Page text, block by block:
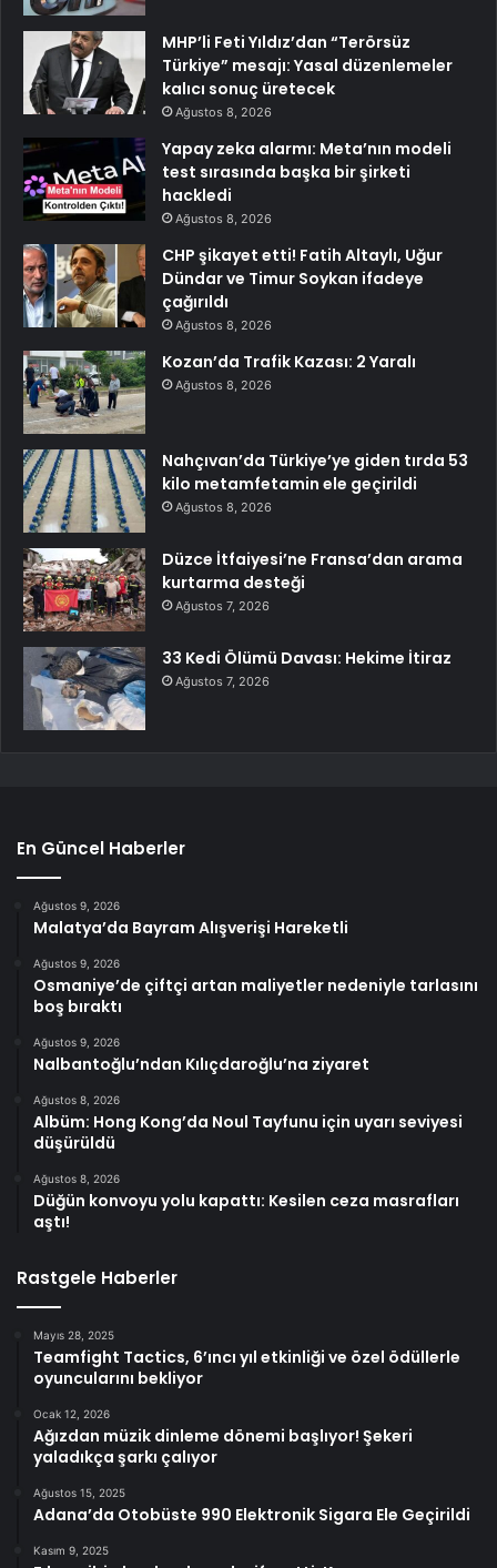
MHP’li Feti Yıldız’dan “Terörsüz
Türkiye” mesajı: Yasal düzenlemeler
kalıcı sonuç üretecek
Ağustos 8, 2026
Yapay zeka alarmı: Meta’nın modeli
test sırasında başka bir şirketi
hackledi
Ağustos 8, 2026
CHP şikayet etti! Fatih Altaylı, Uğur
Dündar ve Timur Soykan ifadeye
çağırıldı
Ağustos 8, 2026
Kozan’da Trafik Kazası: 2 Yaralı
Ağustos 8, 2026
Nahçıvan’da Türkiye’ye giden tırda 53
kilo metamfetamin ele geçirildi
Ağustos 8, 2026
Düzce İtfaiyesi’ne Fransa’dan arama
kurtarma desteği
Ağustos 7, 2026
33 Kedi Ölümü Davası: Hekime İtiraz
Ağustos 7, 2026
En Güncel Haberler
Ağustos 9, 2026
Malatya’da Bayram Alışverişi Hareketli
Ağustos 9, 2026
Osmaniye’de çiftçi artan maliyetler nedeniyle tarlasını
boş bıraktı
Ağustos 9, 2026
Nalbantoğlu’ndan Kılıçdaroğlu’na ziyaret
Ağustos 8, 2026
Albüm: Hong Kong’da Noul Tayfunu için uyarı seviyesi
düşürüldü
Ağustos 8, 2026
Düğün konvoyu yolu kapattı: Kesilen ceza masrafları
aştı!
Rastgele Haberler
Mayıs 28, 2025
Teamfight Tactics, 6’ıncı yıl etkinliği ve özel ödüllerle
oyuncularını bekliyor
Ocak 12, 2026
Ağızdan müzik dinleme dönemi başlıyor! Şekeri
yaladıkça şarkı çalıyor
Ağustos 15, 2025
Adana’da Otobüste 990 Elektronik Sigara Ele Geçirildi
Kasım 9, 2025